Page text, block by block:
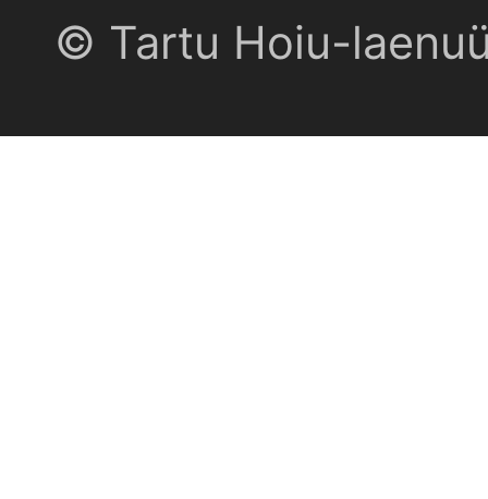
© Tartu Hoiu-